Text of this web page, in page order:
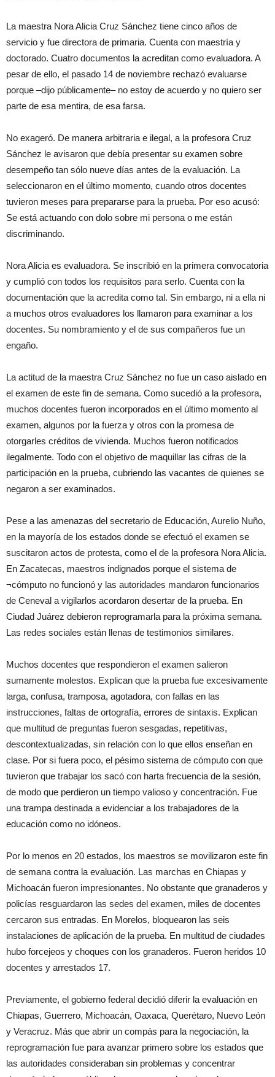
La maestra Nora Alicia Cruz Sánchez tiene cinco años de
servicio y fue directora de primaria. Cuenta con maestría y
doctorado. Cuatro documentos la acreditan como evaluadora. A
pesar de ello, el pasado 14 de noviembre rechazó evaluarse
porque –dijo públicamente– no estoy de acuerdo y no quiero ser
parte de esa mentira, de esa farsa.
No exageró. De manera arbitraria e ilegal, a la profesora Cruz
Sánchez le avisaron que debía presentar su examen sobre
desempeño tan sólo nueve días antes de la evaluación. La
seleccionaron en el último momento, cuando otros docentes
tuvieron meses para prepararse para la prueba. Por eso acusó:
Se está actuando con dolo sobre mi persona o me están
discriminando.
Nora Alicia es evaluadora. Se inscribió en la primera convocatoria
y cumplió con todos los requisitos para serlo. Cuenta con la
documentación que la acredita como tal. Sin embargo, ni a ella ni
a muchos otros evaluadores los llamaron para examinar a los
docentes. Su nombramiento y el de sus compañeros fue un
engaño.
La actitud de la maestra Cruz Sánchez no fue un caso aislado en
el examen de este fin de semana. Como sucedió a la profesora,
muchos docentes fueron incorporados en el último momento al
examen, algunos por la fuerza y otros con la promesa de
otorgarles créditos de vivienda. Muchos fueron notificados
ilegalmente. Todo con el objetivo de maquillar las cifras de la
participación en la prueba, cubriendo las vacantes de quienes se
negaron a ser examinados.
Pese a las amenazas del secretario de Educación, Aurelio Nuño,
en la mayoría de los estados donde se efectuó el examen se
suscitaron actos de protesta, como el de la profesora Nora Alicia.
En Zacatecas, maestros indignados porque el sistema de
¬cómputo no funcionó y las autoridades mandaron funcionarios
de Ceneval a vigilarlos acordaron desertar de la prueba. En
Ciudad Juárez debieron reprogramarla para la próxima semana.
Las redes sociales están llenas de testimonios similares.
Muchos docentes que respondieron el examen salieron
sumamente molestos. Explican que la prueba fue excesivamente
larga, confusa, tramposa, agotadora, con fallas en las
instrucciones, faltas de ortografía, errores de sintaxis. Explican
que multitud de preguntas fueron sesgadas, repetitivas,
descontextualizadas, sin relación con lo que ellos enseñan en
clase. Por si fuera poco, el pésimo sistema de cómputo con que
tuvieron que trabajar los sacó con harta frecuencia de la sesión,
de modo que perdieron un tiempo valioso y concentración. Fue
una trampa destinada a evidenciar a los trabajadores de la
educación como no idóneos.
Por lo menos en 20 estados, los maestros se movilizaron este fin
de semana contra la evaluación. Las marchas en Chiapas y
Michoacán fueron impresionantes. No obstante que granaderos y
policías resguardaron las sedes del examen, miles de docentes
cercaron sus entradas. En Morelos, bloquearon las seis
instalaciones de aplicación de la prueba. En multitud de ciudades
hubo forcejeos y choques con los granaderos. Fueron heridos 10
docentes y arrestados 17.
Previamente, el gobierno federal decidió diferir la evaluación en
Chiapas, Guerrero, Michoacán, Oaxaca, Querétaro, Nuevo León
y Veracruz. Más que abrir un compás para la negociación, la
reprogramación fue para avanzar primero sobre los estados que
las autoridades consideraban sin problemas y concentrar